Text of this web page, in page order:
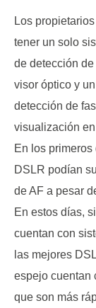
Los
tener un solo
de detección
visor óptico y
detección de
visualización
En los
DSLR podían
de AF a pesar
En estos días,
cuentan con
las mejores
espejo cuentan
que son más